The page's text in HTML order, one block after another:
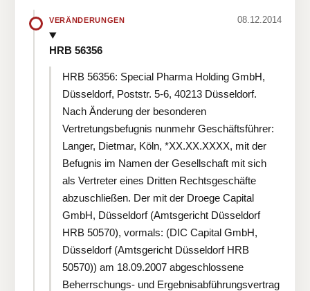
VERÄNDERUNGEN 08.12.2014
HRB 56356
HRB 56356: Special Pharma Holding GmbH,
Düsseldorf, Poststr. 5-6, 40213 Düsseldorf.
Nach Änderung der besonderen
Vertretungsbefugnis nunmehr Geschäftsführer:
Langer, Dietmar, Köln, *XX.XX.XXXX, mit der
Befugnis im Namen der Gesellschaft mit sich
als Vertreter eines Dritten Rechtsgeschäfte
abzuschließen. Der mit der Droege Capital
GmbH, Düsseldorf (Amtsgericht Düsseldorf
HRB 50570), vormals: (DIC Capital GmbH,
Düsseldorf (Amtsgericht Düsseldorf HRB
50570)) am 18.09.2007 abgeschlossene
Beherrschungs- und Ergebnisabführungsvertrag